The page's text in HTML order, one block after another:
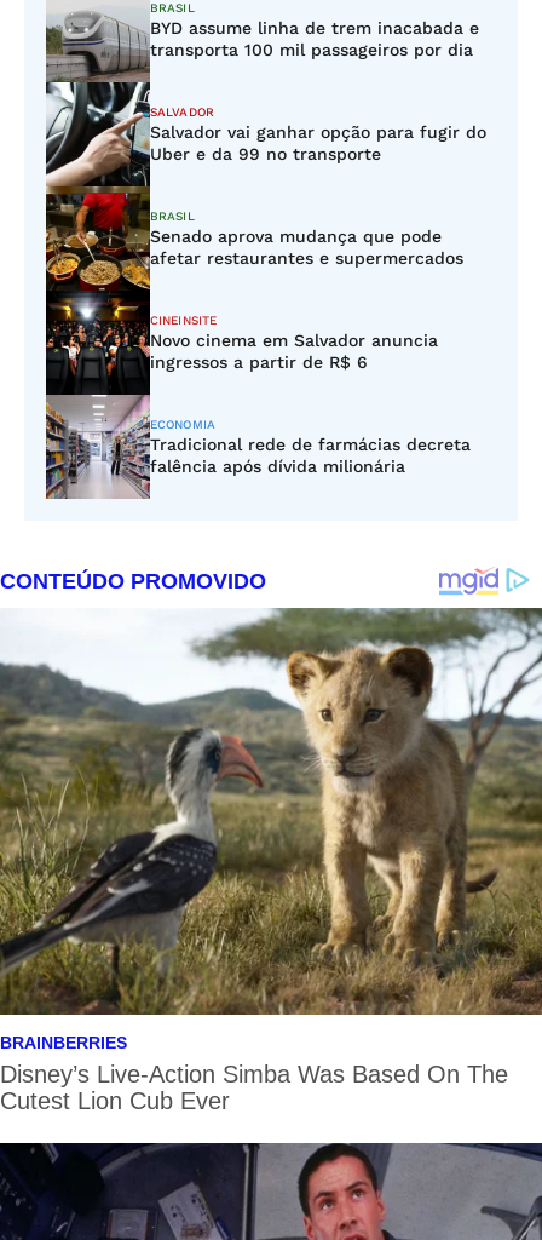
BRASIL
BYD assume linha de trem inacabada e
transporta 100 mil passageiros por dia
SALVADOR
Salvador vai ganhar opção para fugir do
Uber e da 99 no transporte
BRASIL
Senado aprova mudança que pode
afetar restaurantes e supermercados
CINEINSITE
Novo cinema em Salvador anuncia
ingressos a partir de R$ 6
ECONOMIA
Tradicional rede de farmácias decreta
falência após dívida milionária